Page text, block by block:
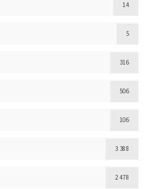
14
5
316
506
106
3 388
2 478